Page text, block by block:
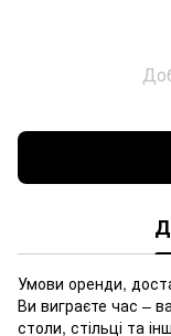
Умови оренди,
Ви виграєте час –
столи, стільці та